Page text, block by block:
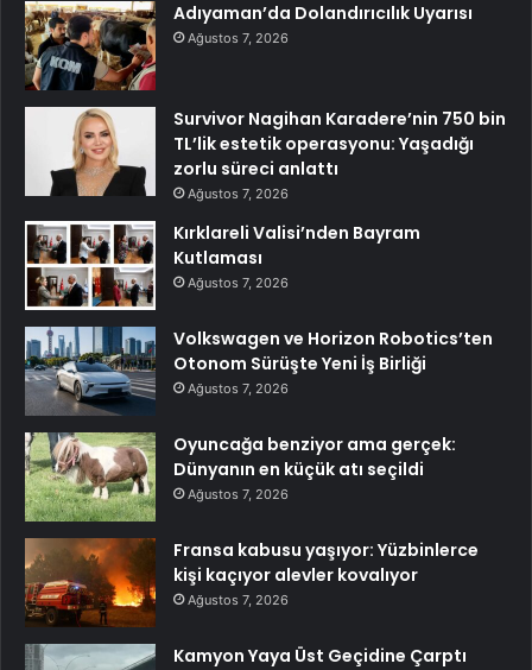
Adıyaman’da Dolandırıcılık Uyarısı
Ağustos 7, 2026
Survivor Nagihan Karadere’nin 750 bin
TL’lik estetik operasyonu: Yaşadığı
zorlu süreci anlattı
Ağustos 7, 2026
Kırklareli Valisi’nden Bayram
Kutlaması
Ağustos 7, 2026
Volkswagen ve Horizon Robotics’ten
Otonom Sürüşte Yeni İş Birliği
Ağustos 7, 2026
Oyuncağa benziyor ama gerçek:
Dünyanın en küçük atı seçildi
Ağustos 7, 2026
Fransa kabusu yaşıyor: Yüzbinlerce
kişi kaçıyor alevler kovalıyor
Ağustos 7, 2026
Kamyon Yaya Üst Geçidine Çarptı